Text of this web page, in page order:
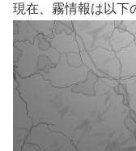
現在、霧情報は以下